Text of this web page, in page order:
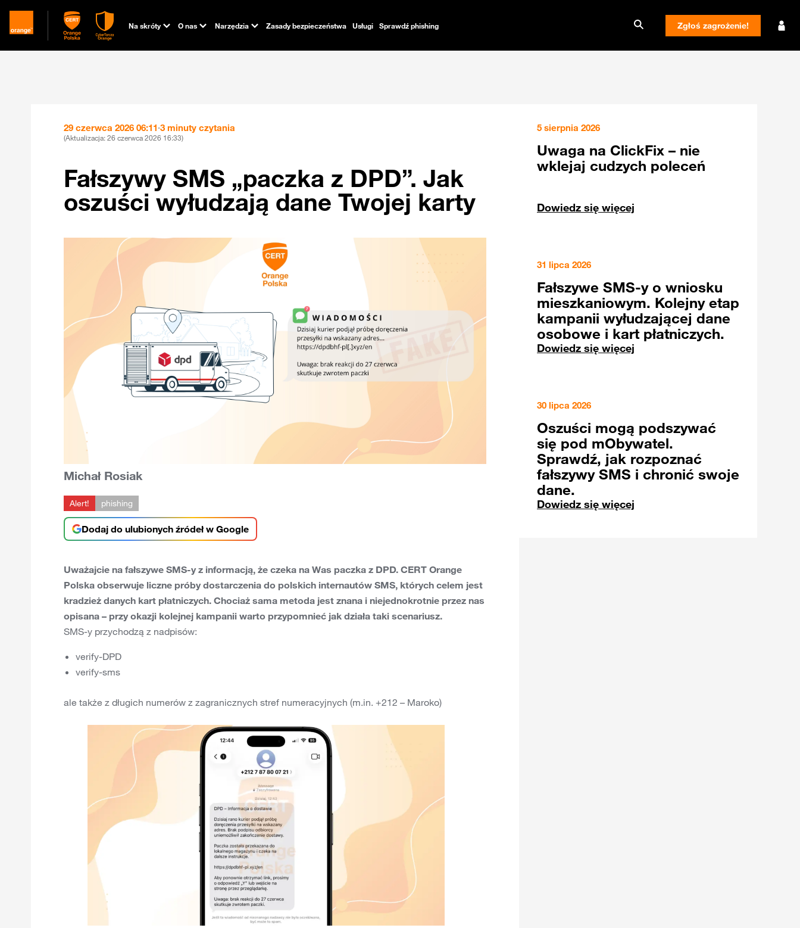
Na skróty O nas Narzędzia Zasady bezpieczeństwa Usługi Sprawdź phishing Zgłoś zagrożenie!
29 czerwca 2026 06:11·3 minuty czytania
(Aktualizacja:26 czerwca 2026 16:33)
Fałszywy SMS „paczka z DPD”. Jak
oszuści wyłudzają dane Twojej karty
Michał Rosiak
Alert! phishing
Dodaj do ulubionych źródeł w Google
Uważajcie na fałszywe SMS-y z informacją, że czeka na Was paczka z DPD. CERT Orange
Polska obserwuje liczne próby dostarczenia do polskich internautów SMS, których celem jest
kradzież danych kart płatniczych. Chociaż sama metoda jest znana i niejednokrotnie przez nas
opisana – przy okazji kolejnej kampanii warto przypomnieć jak działa taki scenariusz.
SMS-y przychodzą z nadpisów:
verify-DPD
verify-sms
ale także z długich numerów z zagranicznych stref numeracyjnych (m.in. +212 – Maroko)
5 sierpnia 2026
Uwaga na ClickFix – nie
wklejaj cudzych poleceń
Dowiedz się więcej
31 lipca 2026
Fałszywe SMS-y o wniosku
mieszkaniowym. Kolejny etap
kampanii wyłudzającej dane
osobowe i kart płatniczych.
Dowiedz się więcej
30 lipca 2026
Oszuści mogą podszywać
się pod mObywatel.
Sprawdź, jak rozpoznać
fałszywy SMS i chronić swoje
dane.
Dowiedz się więcej